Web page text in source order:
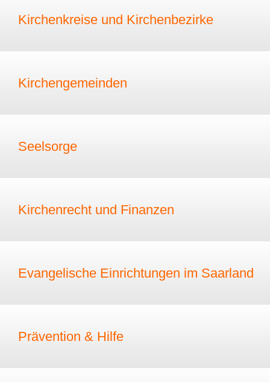
Kirchenkreise und Kirchenbezirke
Kirchengemeinden
Seelsorge
Kirchenrecht und Finanzen
Evangelische Einrichtungen im Saarland
Prävention & Hilfe